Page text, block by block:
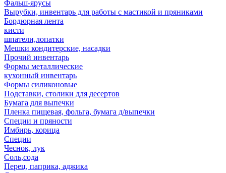
Фальш-ярусы
Вырубки, инвентарь для работы с мастикой и пряниками
Бордюрная лента
кисти
шпатели,лопатки
Мешки кондитерские, насадки
Прочий инвентарь
Формы металлические
кухонный инвентарь
Формы силиконовые
Подставки, столики для десертов
Бумага для выпечки
Пленка пищевая, фольга, бумага д/выпечки
Специи и пряности
Имбирь, корица
Специи
Чеснок, лук
Соль,сода
Перец, паприка, аджика